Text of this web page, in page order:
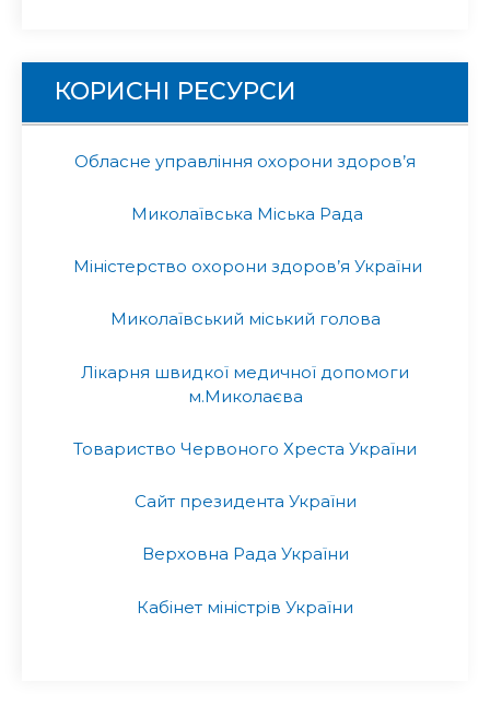
КОРИСНІ РЕСУРСИ
Обласне управління охорони здоров’я
Миколаївська Міська Рада
Міністерство охорони здоров’я України
Миколаївський міський голова
Лікарня швидкої медичної допомоги
м.Миколаєва
Товариство Червоного Хреста України
Сайт президента України
Верховна Рада України
Кабінет міністрів України